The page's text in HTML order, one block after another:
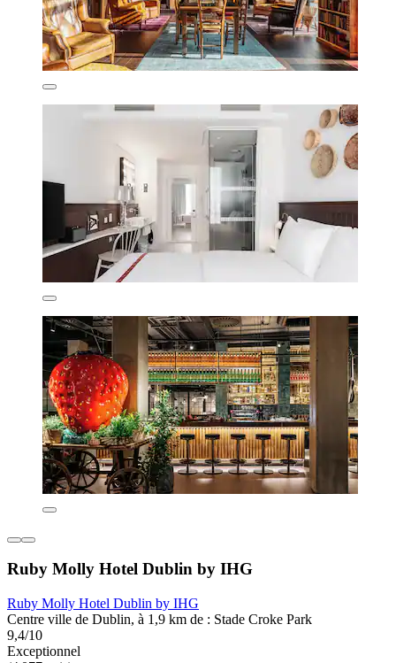
Ruby Molly Hotel Dublin by IHG
Ruby Molly Hotel Dublin by IHG
Centre ville de Dublin, à 1,9 km de : Stade Croke Park
9,4/10
Exceptionnel